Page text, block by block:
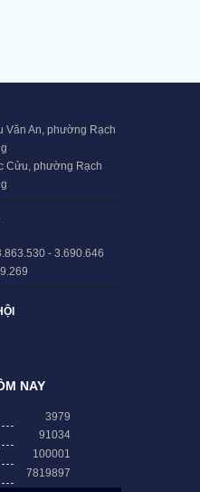
Văn An, phường Rạch
Cửu, phường Rạch
- 3.690.646
NAY
3979
91034
100001
7819897